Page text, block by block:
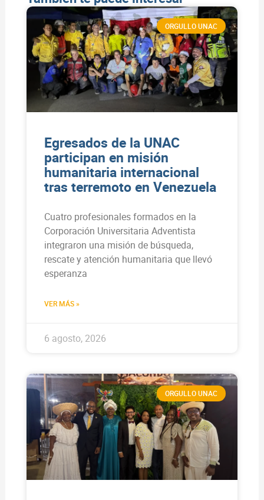
ORGULLO UNAC
Egresados de la UNAC
participan en misión
humanitaria internacional
tras terremoto en Venezuela
Cuatro profesionales formados en la
Corporación Universitaria Adventista
integraron una misión de búsqueda,
rescate y atención humanitaria que llevó
esperanza
VER MÁS »
6 agosto, 2026
ORGULLO UNAC